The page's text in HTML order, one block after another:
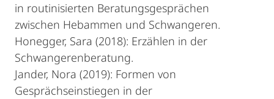
in routinisierten Beratungsgesprächen
zwischen Hebammen und Schwangeren.
Honegger, Sara (2018): Erzählen in der
Schwangerenberatung.
Jander, Nora (2019): Formen von
Gesprächseinstiegen in der